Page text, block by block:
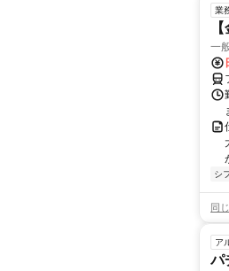
業
一
シ
同
ア
パ